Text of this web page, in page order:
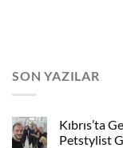
SON YAZILAR
Kıbrıs’ta
Petstylist